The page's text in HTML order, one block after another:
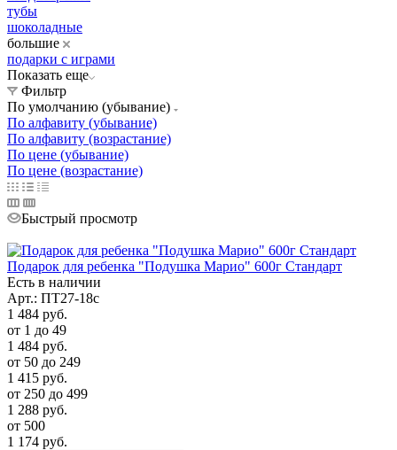
тубы
шоколадные
большие
подарки с играми
Показать еще
Фильтр
По умолчанию (убывание)
По алфавиту (убывание)
По алфавиту (возрастание)
По цене (убывание)
По цене (возрастание)
Быстрый просмотр
Подарок для ребенка "Подушка Марио" 600г Стандарт
Есть в наличии
Арт.: ПТ27-18с
1 484 руб.
от 1 до 49
1 484 руб.
от 50 до 249
1 415 руб.
от 250 до 499
1 288 руб.
от 500
1 174 руб.